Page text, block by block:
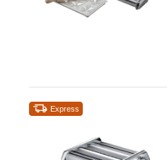
Express